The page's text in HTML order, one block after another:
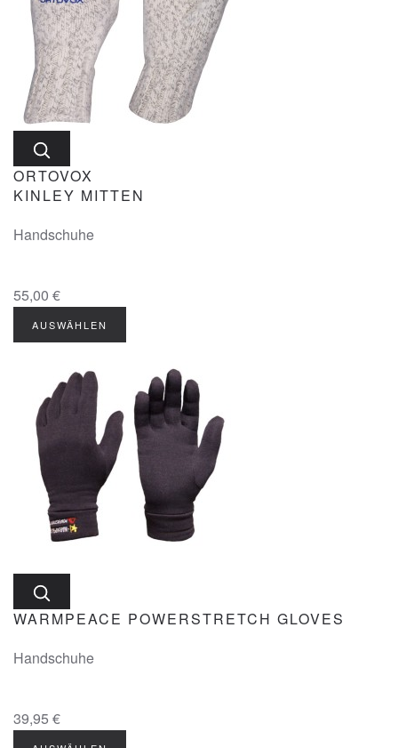
ORTOVOX
KINLEY MITTEN
Handschuhe
55,00 €
AUSWÄHLEN
WARMPEACE POWERSTRETCH GLOVES
Handschuhe
39,95 €